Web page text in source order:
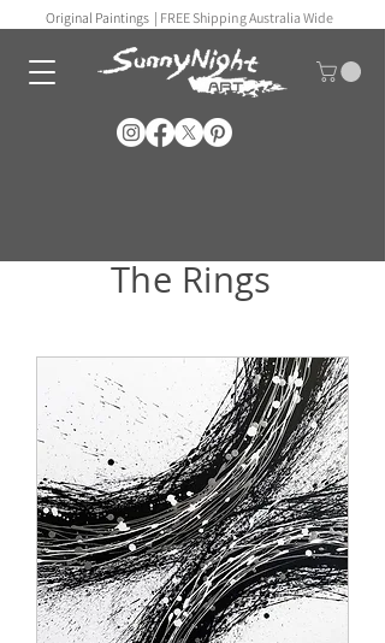
Original Paintings | FREE Shipping Australia Wide
The Rings